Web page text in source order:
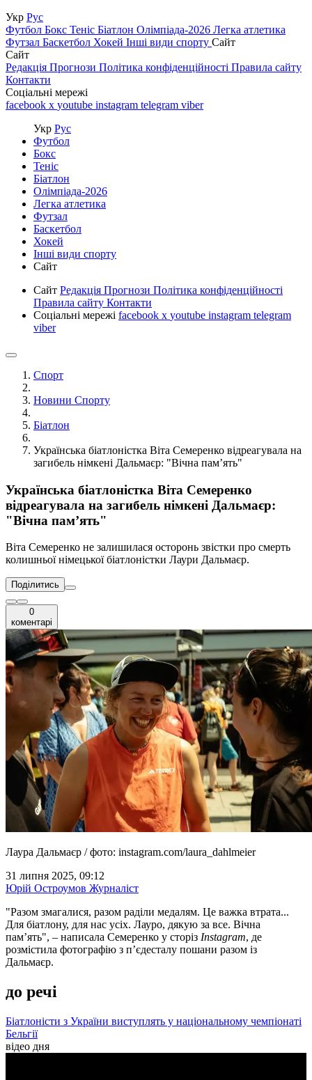
Укр Рус
Футбол Бокс Теніс Біатлон Олімпіада-2026 Легка атлетика
Футзал Баскетбол Хокей Інші види спорту Сайт
Сайт
Редакція Прогнози Політика конфіденційності Правила сайту
Контакти
Соціальні мережі
facebook x youtube instagram telegram viber
Укр Рус
Футбол
Бокс
Теніс
Біатлон
Олімпіада-2026
Легка атлетика
Футзал
Баскетбол
Хокей
Інші види спорту
Сайт
Сайт Редакція Прогнози Політика конфіденційності
Правила сайту Контакти
Соціальні мережі facebook x youtube instagram telegram
viber
Спорт
Новини Спорту
Біатлон
Українська біатлоністка Віта Семеренко відреагувала на
загибель німкені Дальмаєр: "Вічна пам’ять"
Українська біатлоністка Віта Семеренко
відреагувала на загибель німкені Дальмаєр:
"Вічна пам’ять"
Віта Семеренко не залишилася осторонь звістки про смерть
колишньої німецької біатлоністки Лаури Дальмаєр.
Поділитись
0
коментарі
Лаура Дальмаєр / фото: instagram.com/laura_dahlmeier
31 липня 2025, 09:12
Юрій Остроумов Журналіст
"Разом змагалися, разом раділи медалям. Це важка втрата...
Для біатлону, для нас усіх. Лауро, дякую за все. Вічна
пам’ять", – написала Семеренко у сторіз Instagram, де
розмістила фотографію з п’єдесталу пошани разом із
Дальмаєр.
до речі
Біатлоністи з України виступлять у національному чемпіонаті
Бельгії
відео дня